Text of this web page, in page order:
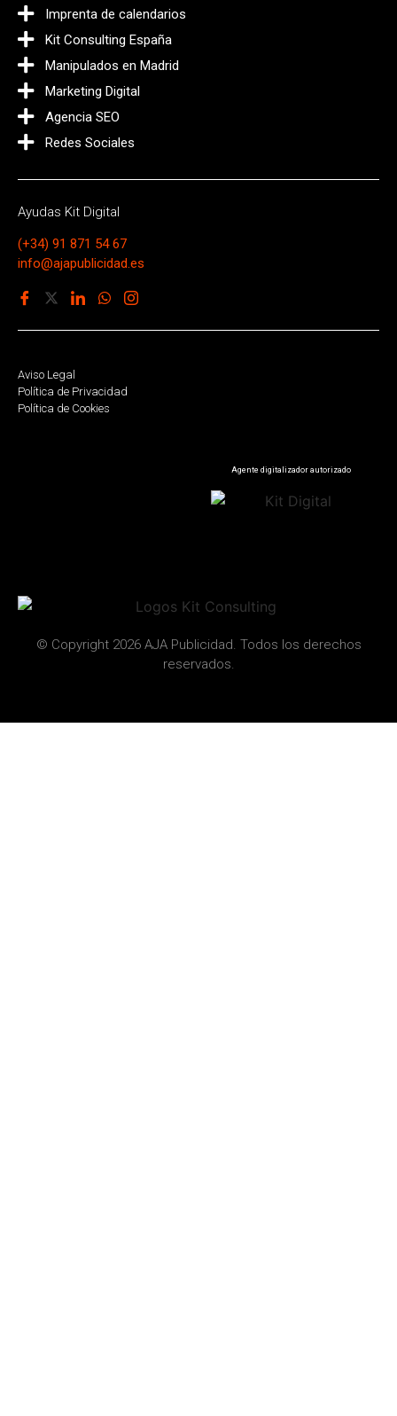
Imprenta de calendarios
Kit Consulting España
Manipulados en Madrid
Marketing Digital
Agencia SEO
Redes Sociales
Ayudas Kit Digital
(+34) 91 871 54 67
info@ajapublicidad.es
Aviso Legal
Política de Privacidad
Política de Cookies
Agente digitalizador autorizado
© Copyright 2026 AJA Publicidad. Todos los derechos
reservados.